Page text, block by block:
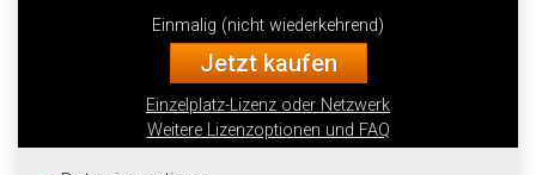
Einmalig (nicht wiederkehrend)
Jetzt kaufen
Einzelplatz-Lizenz oder Netzwerk
Weitere Lizenzoptionen und FAQ